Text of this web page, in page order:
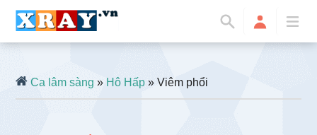
Ca lâm sàng » Hô Hấp » Viêm phổi